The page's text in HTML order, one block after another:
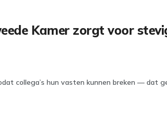
Kamer zorgt voor
collega’s hun vasten kunnen breken — dat